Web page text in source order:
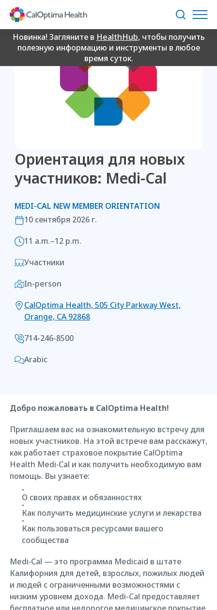
Content
Поиск
Новинка! Загляните в HealthHub, чтобы получить
полезную информацию и инструменты в любое
время суток.
Ориентация для новых
участников: Medi-Cal
MEDI-CAL NEW MEMBER ORIENTATION
10 сентября 2026 г.
11 a.m.–12 p.m.
Участники
In-person
CalOptima Health, 505 City Parkway West,
Orange, CA 92868
714-246-8500
Arabic
Добро пожаловать в CalOptima Health!
Приглашаем вас на ознакомительную встречу для
новых участников. На этой встрече вам расскажут,
как работает страховое покрытие CalOptima
Health Medi‑Cal и как получить необходимую вам
помощь. Вы узнаете:
О своих правах и обязанностях
Как получить медицинские услуги и лекарства
Как пользоваться ресурсами вашего
сообщества
Medi‑Cal — это программа Medicaid в штате
Калифорния для детей, взрослых, пожилых людей
и людей с ограниченными возможностями с
низким уровнем дохода. Medi-Cal предоставляет